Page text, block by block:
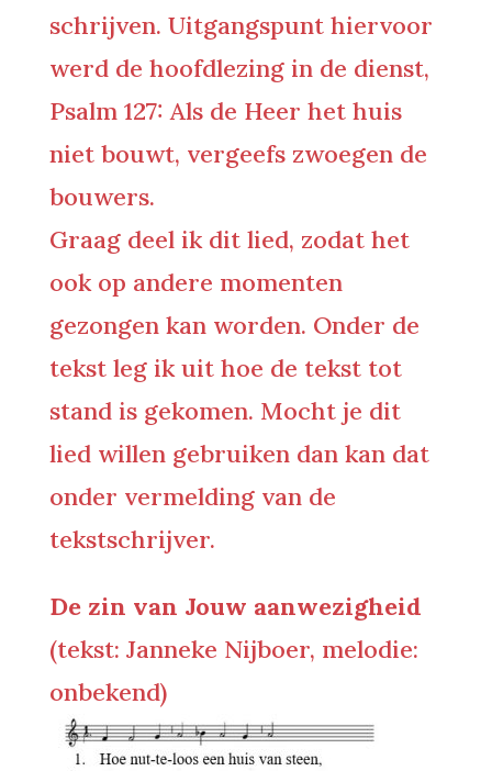
schrijven. Uitgangspunt hiervoor
werd de hoofdlezing in de dienst,
Psalm 127:Als de Heer het huis
niet bouwt, vergeefs zwoegen de
bouwers.
Graag deel ik dit lied, zodat het
ook op andere momenten
gezongen kan worden. Onder de
tekst leg ik uit hoe de tekst tot
stand is gekomen. Mocht je dit
lied willen gebruiken dan kan dat
onder vermelding van de
tekstschrijver.
De zin van Jouw aanwezigheid
(tekst: Janneke Nijboer, melodie:
onbekend)